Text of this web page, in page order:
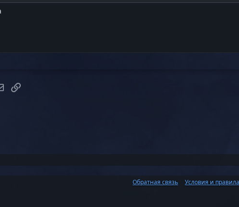
Электронная почта
Обратная связь Условия и правила